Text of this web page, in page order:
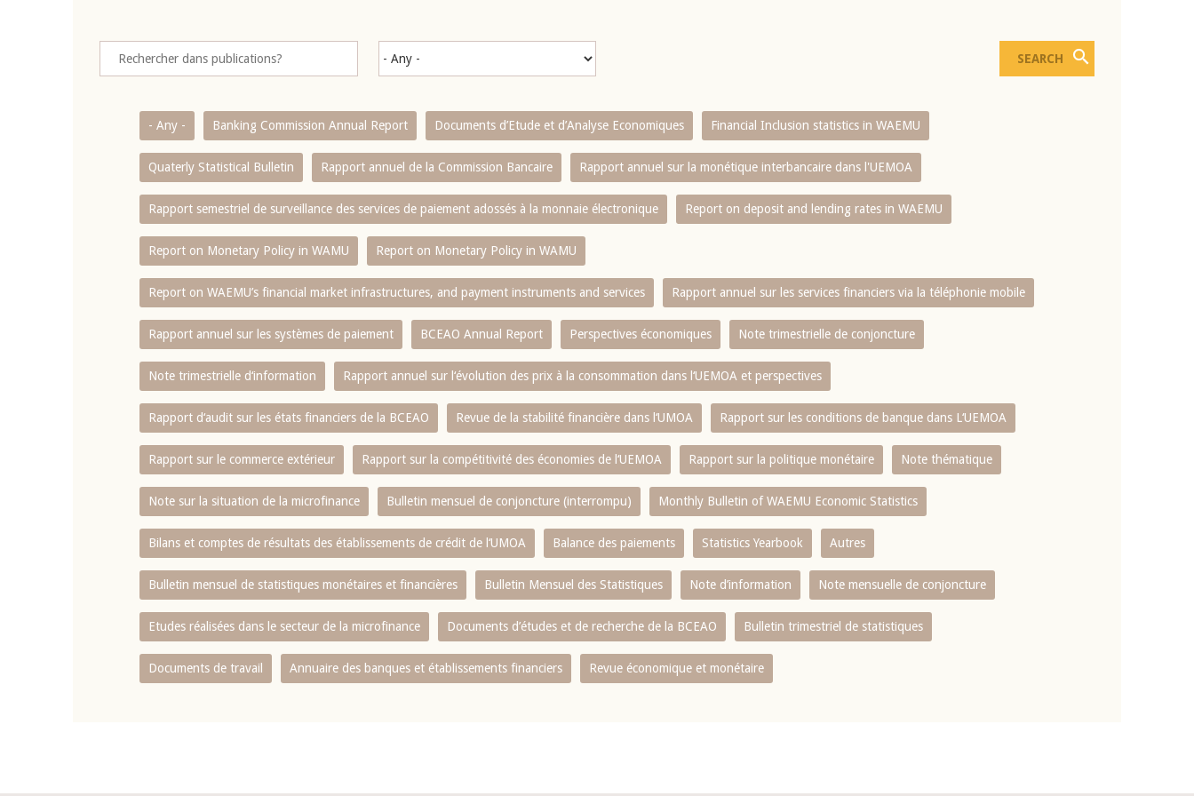
- Any - Banking Commission Annual Report Documents d’Etude et d’Analyse Economiques Financial Inclusion statistics in WAEMU
Quaterly Statistical Bulletin Rapport annuel de la Commission Bancaire Rapport annuel sur la monétique interbancaire dans l'UEMOA
Rapport semestriel de surveillance des services de paiement adossés à la monnaie électronique Report on deposit and lending rates in WAEMU
Report on Monetary Policy in WAMU Report on Monetary Policy in WAMU
Report on WAEMU’s financial market infrastructures, and payment instruments and services Rapport annuel sur les services financiers via la téléphonie mobile
Rapport annuel sur les systèmes de paiement BCEAO Annual Report Perspectives économiques Note trimestrielle de conjoncture
Note trimestrielle d‘information Rapport annuel sur l‘évolution des prix à la consommation dans l‘UEMOA et perspectives
Rapport d‘audit sur les états financiers de la BCEAO Revue de la stabilité financière dans l‘UMOA Rapport sur les conditions de banque dans L‘UEMOA
Rapport sur le commerce extérieur Rapport sur la compétitivité des économies de l‘UEMOA Rapport sur la politique monétaire Note thématique
Note sur la situation de la microfinance Bulletin mensuel de conjoncture (interrompu) Monthly Bulletin of WAEMU Economic Statistics
Bilans et comptes de résultats des établissements de crédit de l‘UMOA Balance des paiements Statistics Yearbook Autres
Bulletin mensuel de statistiques monétaires et financières Bulletin Mensuel des Statistiques Note d’information Note mensuelle de conjoncture
Etudes réalisées dans le secteur de la microfinance Documents d’études et de recherche de la BCEAO Bulletin trimestriel de statistiques
Documents de travail Annuaire des banques et établissements financiers Revue économique et monétaire